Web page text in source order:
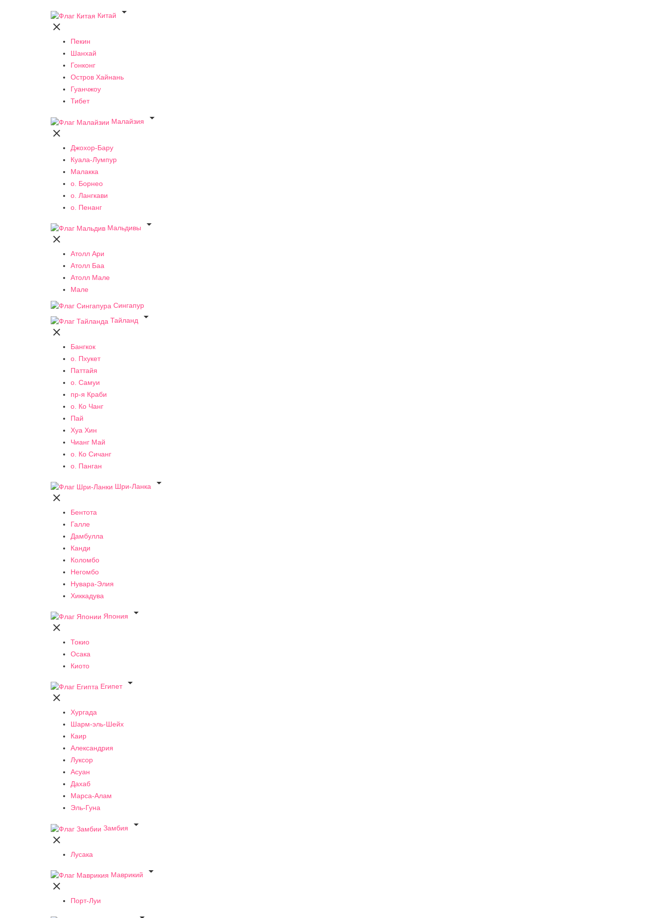
Китай


Пекин
Шанхай
Гонконг
Остров Хайнань
Гуанчжоу
Тибет
Малайзия


Джохор-Бару
Куала-Лумпур
Малакка
о. Борнео
о. Лангкави
о. Пенанг
Мальдивы


Атолл Ари
Атолл Баа
Атолл Мале
Мале
Сингапур
Тайланд


Бангкок
о. Пхукет
Паттайя
о. Самуи
пр-я Краби
о. Ко Чанг
Пай
Хуа Хин
Чианг Май
о. Ко Сичанг
о. Панган
Шри-Ланка


Бентота
Галле
Дамбулла
Канди
Коломбо
Негомбо
Нувара-Элия
Хиккадува
Япония


Токио
Осака
Киото
Египет


Хургада
Шарм-эль-Шейх
Каир
Александрия
Луксор
Асуан
Дахаб
Марса-Алам
Эль-Гуна
Замбия


Лусака
Маврикий


Порт-Луи